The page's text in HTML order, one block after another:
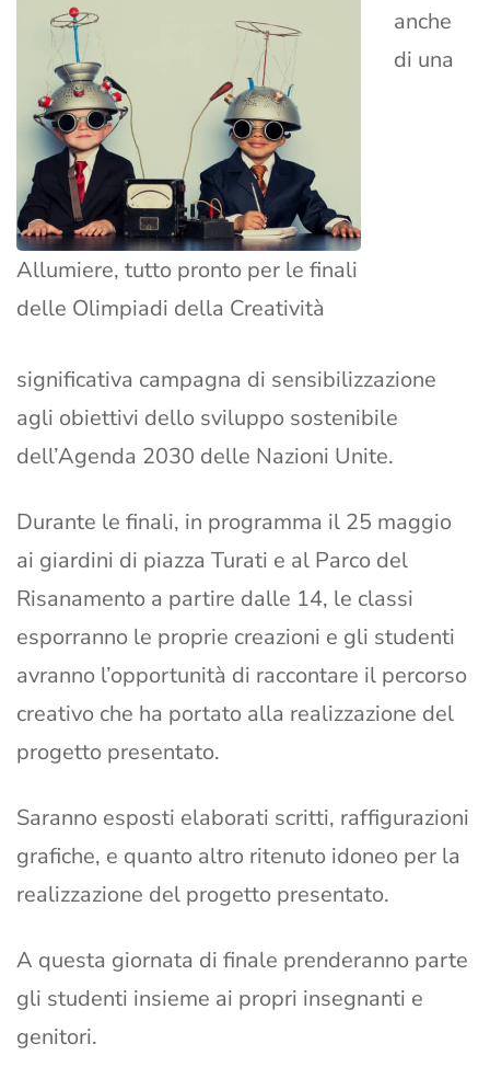
Allumiere, tutto pronto per le finali
delle Olimpiadi della Creatività
anche
di una
significativa campagna di sensibilizzazione
agli obiettivi dello sviluppo sostenibile
dell’Agenda 2030 delle Nazioni Unite.
Durante le finali, in programma il 25 maggio
ai giardini di piazza Turati e al Parco del
Risanamento a partire dalle 14, le classi
esporranno le proprie creazioni e gli studenti
avranno l’opportunità di raccontare il percorso
creativo che ha portato alla realizzazione del
progetto presentato.
Saranno esposti elaborati scritti, raffigurazioni
grafiche, e quanto altro ritenuto idoneo per la
realizzazione del progetto presentato.
A questa giornata di finale prenderanno parte
gli studenti insieme ai propri insegnanti e
genitori.